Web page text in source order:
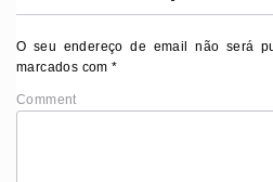
O seu endereço de email não será
marcados com*
Comment